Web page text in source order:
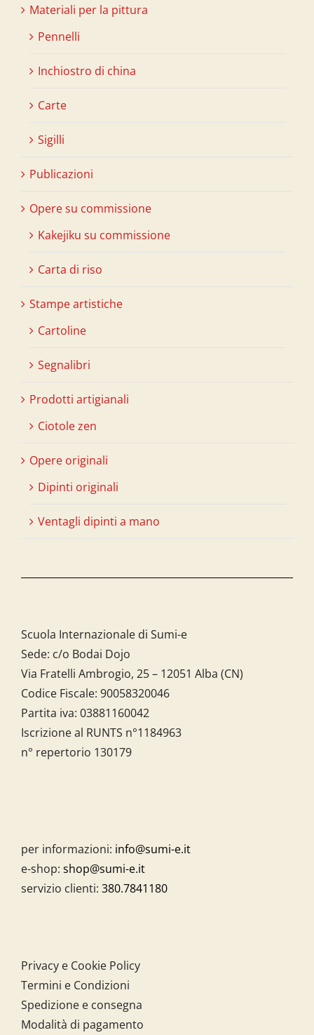
Materiali per la pittura
Pennelli
Inchiostro di china
Carte
Sigilli
Publicazioni
Opere su commissione
Kakejiku su commissione
Carta di riso
Stampe artistiche
Cartoline
Segnalibri
Prodotti artigianali
Ciotole zen
Opere originali
Dipinti originali
Ventagli dipinti a mano
Scuola Internazionale di Sumi-e
Sede: c/o Bodai Dojo
Via Fratelli Ambrogio, 25 – 12051 Alba (CN)
Codice Fiscale: 90058320046
Partita iva: 03881160042
Iscrizione al RUNTS n°1184963
n° repertorio 130179
per informazioni: info@sumi-e.it
e-shop: shop@sumi-e.it
servizio clienti: 380.7841180
Privacy e Cookie Policy
Termini e Condizioni
Spedizione e consegna
Modalità di pagamento